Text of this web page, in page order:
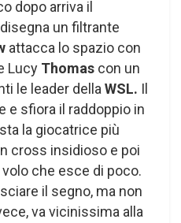
dopo arriva il
disegna un filtrante
attacca lo spazio con
Lucy Thomas con un
le leader dellaWSL. Il
e sfiora il raddoppio in
la giocatrice più
cross insidioso e poi
che esce di poco.
il segno, ma non
va vicinissima alla